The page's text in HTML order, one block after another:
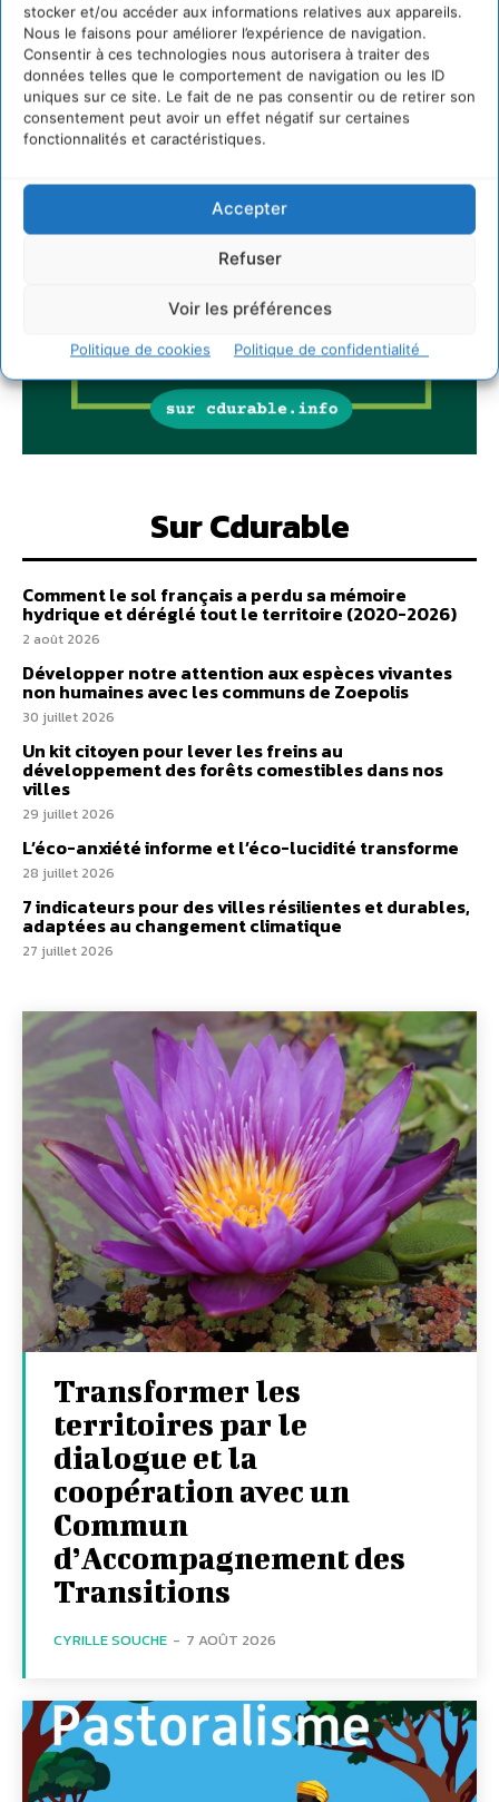
stocker et/ou accéder aux informations relatives aux appareils.
Nous le faisons pour améliorer l’expérience de navigation.
Consentir à ces technologies nous autorisera à traiter des
données telles que le comportement de navigation ou les ID
uniques sur ce site. Le fait de ne pas consentir ou de retirer son
consentement peut avoir un effet négatif sur certaines
fonctionnalités et caractéristiques.
Accepter
Refuser
Voir les préférences
Politique de cookies Politique de confidentialité
Sur Cdurable
Comment le sol français a perdu sa mémoire
hydrique et déréglé tout le territoire (2020-2026)
2 août 2026
Développer notre attention aux espèces vivantes
non humaines avec les communs de Zoepolis
30 juillet 2026
Un kit citoyen pour lever les freins au
développement des forêts comestibles dans nos
villes
29 juillet 2026
L’éco-anxiété informe et l’éco-lucidité transforme
28 juillet 2026
7 indicateurs pour des villes résilientes et durables,
adaptées au changement climatique
27 juillet 2026
Transformer les
territoires par le
dialogue et la
coopération avec un
Commun
d’Accompagnement des
Transitions
CYRILLE SOUCHE - 7 AOÛT 2026